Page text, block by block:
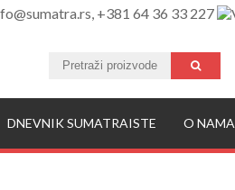
+381 64 36 33 227
DNEVNIK SUMATRAISTE O NAMA